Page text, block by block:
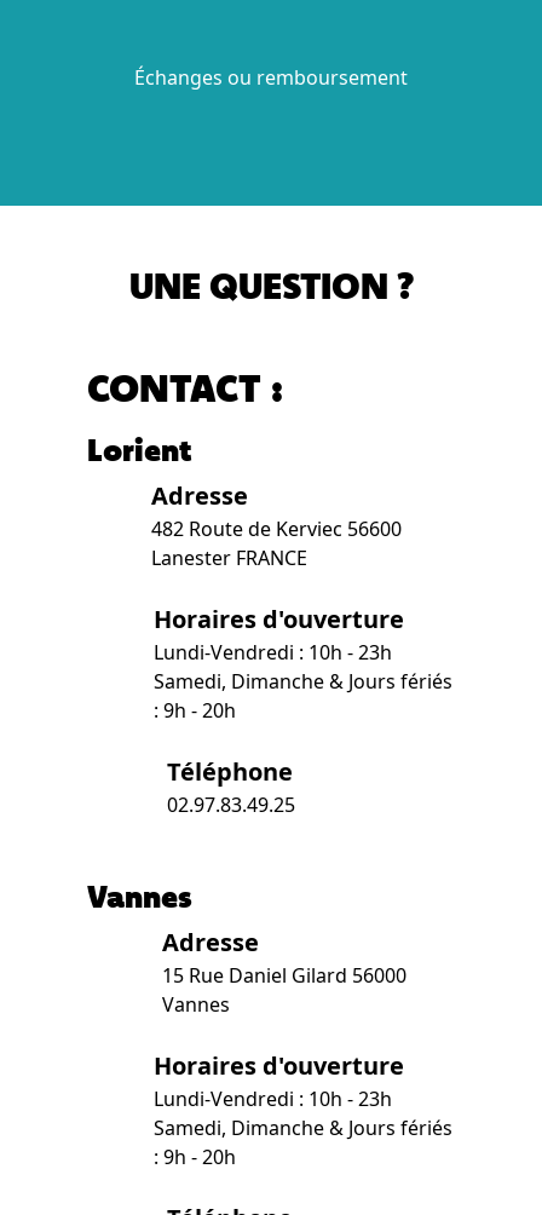
Échanges ou remboursement
UNE QUESTION ?
CONTACT :
Lorient
Adresse
482 Route de Kerviec 56600
Lanester FRANCE
Horaires d'ouverture
Lundi-Vendredi : 10h - 23h
Samedi, Dimanche & Jours fériés
: 9h - 20h
Téléphone
02.97.83.49.25
Vannes
Adresse
15 Rue Daniel Gilard 56000
Vannes
Horaires d'ouverture
Lundi-Vendredi : 10h - 23h
Samedi, Dimanche & Jours fériés
: 9h - 20h